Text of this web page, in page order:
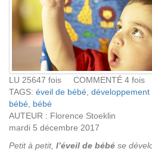
LU 25647 fois COMMENTÉ 4 fois
TAGS: éveil de bébé développement
bébé bébé
AUTEUR : Florence Stoeklin
mardi 5 décembre 2017
Petit à petit, l’éveil de bébé se